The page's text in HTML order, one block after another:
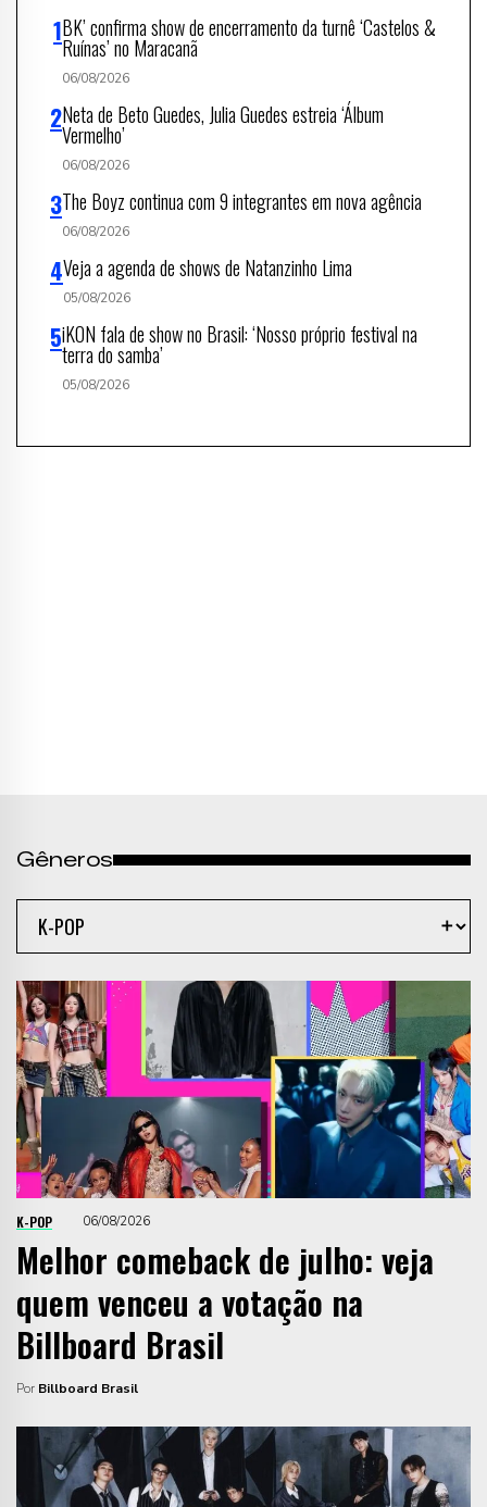
BK’ confirma show de encerramento da turnê ‘Castelos &
Ruínas’ no Maracanã
06/08/2026
Neta de Beto Guedes, Julia Guedes estreia ‘Álbum
Vermelho’
06/08/2026
The Boyz continua com 9 integrantes em nova agência
06/08/2026
Veja a agenda de shows de Natanzinho Lima
05/08/2026
iKON fala de show no Brasil: ‘Nosso próprio festival na
terra do samba’
05/08/2026
Gêneros
K-POP 06/08/2026
Melhor comeback de julho: veja
quem venceu a votação na
Billboard Brasil
Por Billboard Brasil